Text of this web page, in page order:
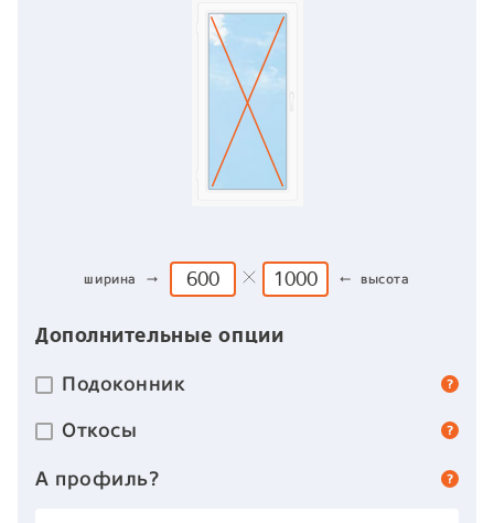
ширина → ← высота
Дополнительные опции
Подоконник
Откосы
А профиль?